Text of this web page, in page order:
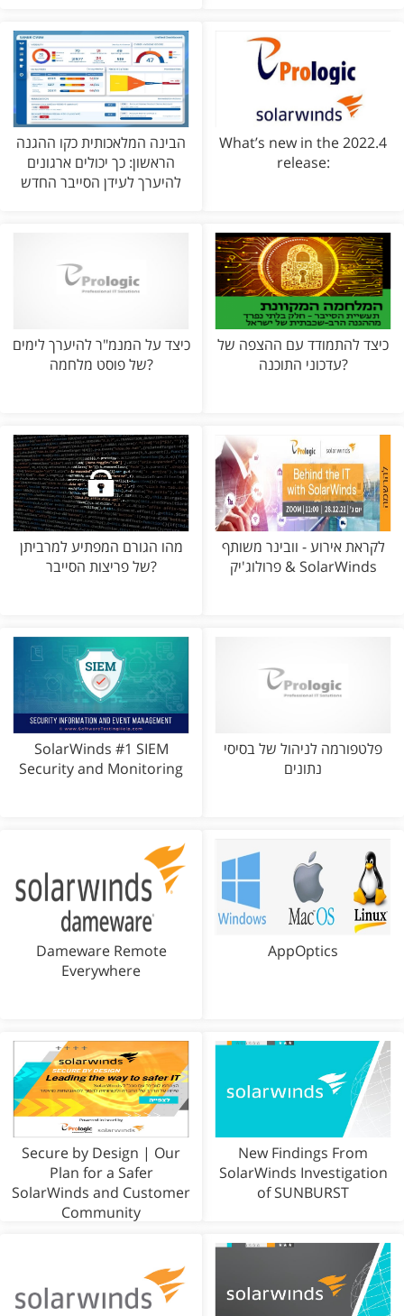
What’s new in the 2022.4
release:
הבינה המלאכותית כקו ההגנה
הראשון: כך יכולים ארגונים
להיערך לעידן הסייבר החדש
כיצד להתמודד עם ההצפה של
עדכוני התוכנה?
כיצד על המנמ"ר להיערך לימים
של פוסט מלחמה?
לקראת אירוע - וובינר משותף
פרולוג'יק & SolarWinds
מהו הגורם המפתיע למרביתן
של פריצות הסייבר?
פלטפורמה לניהול של בסיסי
נתונים
SolarWinds #1 SIEM
Security and Monitoring
AppOptics
Dameware Remote
Everywhere
New Findings From
SolarWinds Investigation
of SUNBURST
Secure by Design | Our
Plan for a Safer
SolarWinds and Customer
Community